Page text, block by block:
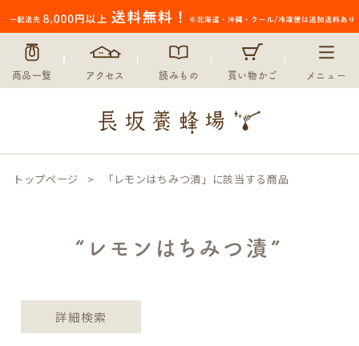
商品一覧 アクセス 読みもの 買い物かご メニュー
トップページ 「レモンはちみつ漬」に該当する商品
“レモンはちみつ漬”
詳細検索
〜
在庫なし商品
在庫なし商品を表示しない
登録順
優先度順